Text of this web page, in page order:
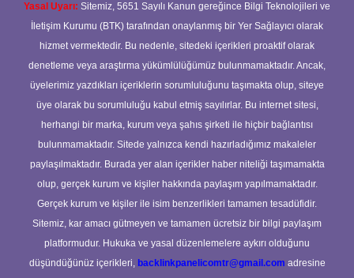
Yasal Uyarı: Sitemiz, 5651 Sayılı Kanun gereğince Bilgi Teknolojileri ve
İletişim Kurumu (BTK) tarafından onaylanmış bir Yer Sağlayıcı olarak
hizmet vermektedir. Bu nedenle, sitedeki içerikleri proaktif olarak
denetleme veya araştırma yükümlülüğümüz bulunmamaktadır. Ancak,
üyelerimiz yazdıkları içeriklerin sorumluluğunu taşımakta olup, siteye
üye olarak bu sorumluluğu kabul etmiş sayılırlar. Bu internet sitesi,
herhangi bir marka, kurum veya şahıs şirketi ile hiçbir bağlantısı
bulunmamaktadır. Sitede yalnızca kendi hazırladığımız makaleler
paylaşılmaktadır. Burada yer alan içerikler haber niteliği taşımamakta
olup, gerçek kurum ve kişiler hakkında paylaşım yapılmamaktadır.
Gerçek kurum ve kişiler ile isim benzerlikleri tamamen tesadüfidir.
Sitemiz, kar amacı gütmeyen ve tamamen ücretsiz bir bilgi paylaşım
platformudur. Hukuka ve yasal düzenlemelere aykırı olduğunu
düşündüğünüz içerikleri, backlinkpanelicomtr@gmail.com adresine